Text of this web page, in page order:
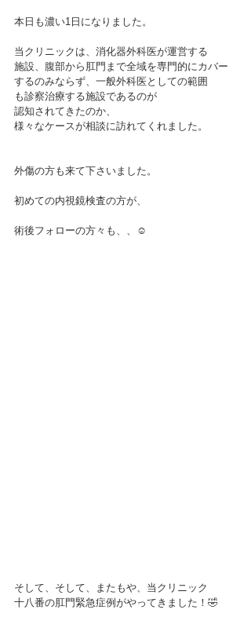
本日も濃い1日になりました。
当クリニックは、消化器外科医が運営する
施設、腹部から肛門まで全域を専門的にカバー
するのみならず、一般外科医としての範囲
も診察治療する施設であるのが
認知されてきたのか、
様々なケースが相談に訪れてくれました。
外傷の方も来て下さいました。
初めての内視鏡検査の方が、
術後フォローの方々も、、☺️
そして、そして、またもや、当クリニック
十八番の肛門緊急症例がやってきました！🤣